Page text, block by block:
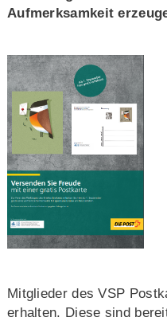
Aufmerksamkeit
Mitglieder des VSP
erhalten. Diese sind